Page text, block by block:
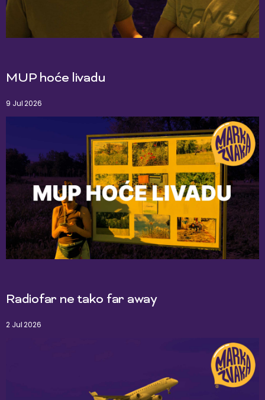
MUP hoće livadu
9 Jul 2026
Radiofar ne tako far away
2 Jul 2026